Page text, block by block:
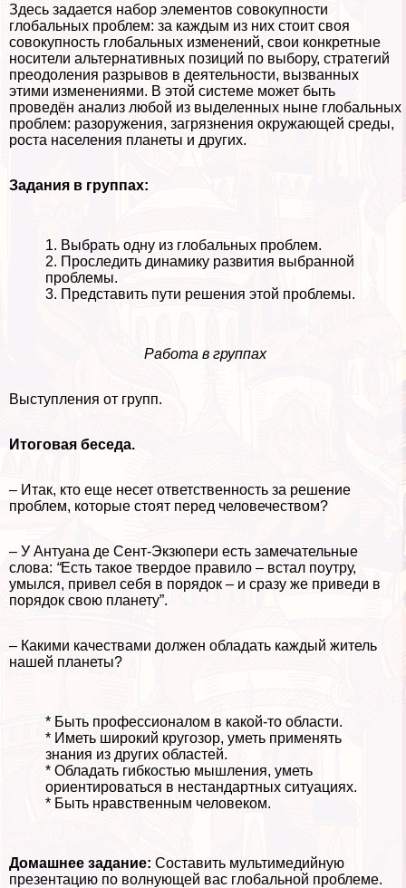
Здесь задается набор элементов совокупности
глобальных проблем: за каждым из них стоит своя
совокупность глобальных изменений, свои конкретные
носители альтернативных позиций по выбору, стратегий
преодоления разрывов в деятельности, вызванных
этими изменениями. В этой системе может быть
проведён анализ любой из выделенных ныне глобальных
проблем: разоружения, загрязнения окружающей среды,
роста населения планеты и других.
Задания в группах:
1. Выбрать одну из глобальных проблем.
2. Проследить динамику развития выбранной
проблемы.
3. Представить пути решения этой проблемы.
Работа в группах
Выступления от групп.
Итоговая беседа.
– Итак, кто еще несет ответственность за решение
проблем, которые стоят перед человечеством?
– У Антуана де Сент-Экзюпери есть замечательные
слова: “Есть такое твердое правило – встал поутру,
умылся, привел себя в порядок – и сразу же приведи в
порядок свою планету”.
– Какими качествами должен обладать каждый житель
нашей планеты?
* Быть профессионалом в какой-то области.
* Иметь широкий кругозор, уметь применять
знания из других областей.
* Обладать гибкостью мышления, уметь
ориентироваться в нестандартных ситуациях.
* Быть нравственным человеком.
Домашнее задание: Составить мультимедийную
презентацию по волнующей вас глобальной проблеме.